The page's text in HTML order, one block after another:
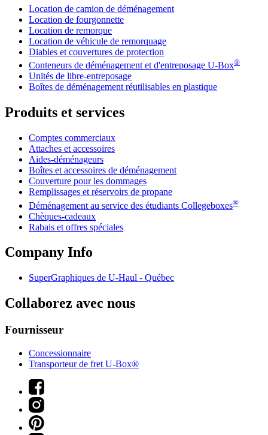
Location de camion de déménagement
Location de fourgonnette
Location de remorque
Location de véhicule de remorquage
Diables et couvertures de protection
Conteneurs de déménagement et d'entreposage U-Box®
Unités de libre-entreposage
Boîtes de déménagement réutilisables en plastique
Produits et services
Comptes commerciaux
Attaches et accessoires
Aides-déménageurs
Boîtes et accessoires de déménagement
Couverture pour les dommages
Remplissages et réservoirs de propane
Déménagement au service des étudiants Collegeboxes®
Chèques-cadeaux
Rabais et offres spéciales
Company Info
SuperGraphiques de U-Haul - Québec
Collaborez avec nous
Fournisseur
Concessionnaire
Transporteur de fret U-Box®